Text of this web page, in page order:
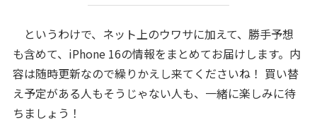
というわけで、ネット上のウワサに加えて、勝手予想
も含めて、iPhone 16の情報をまとめてお届けします。内
容は随時更新なので繰りかえし来てくださいね！ 買い替
え予定がある人もそうじゃない人も、一緒に楽しみに待
ちましょう！